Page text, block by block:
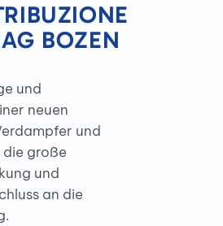
BOZEN
und
neuen
und
große
und
an die